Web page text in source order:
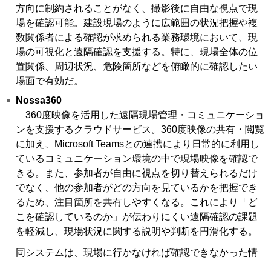
方向に制約されることがなく、撮影後に自由な視点で現
場を確認可能。建設現場のように広範囲の状況把握や複
数関係者による確認が求められる業務環境において、現
場の可視化と遠隔確認を支援する。特に、現場全体の位
置関係、周辺状況、危険箇所などを俯瞰的に確認したい
場面で有効だ。
Nossa360
360度映像を活用した遠隔現場管理・コミュニケーショ
ンを支援するクラウドサービス。360度映像の共有・閲覧
に加え、Microsoft Teamsとの連携により日常的に利用し
ているコミュニケーション環境の中で現場映像を確認で
きる。また、参加者が自由に視点を切り替えられるだけ
でなく、他の参加者がどの方向を見ているかを把握でき
るため、注目箇所を共有しやすくなる。これにより「ど
こを確認しているのか」が伝わりにくい遠隔確認の課題
を軽減し、現場状況に関する説明や判断を円滑化する。
同システムは、現場に行かなければ確認できなかった情